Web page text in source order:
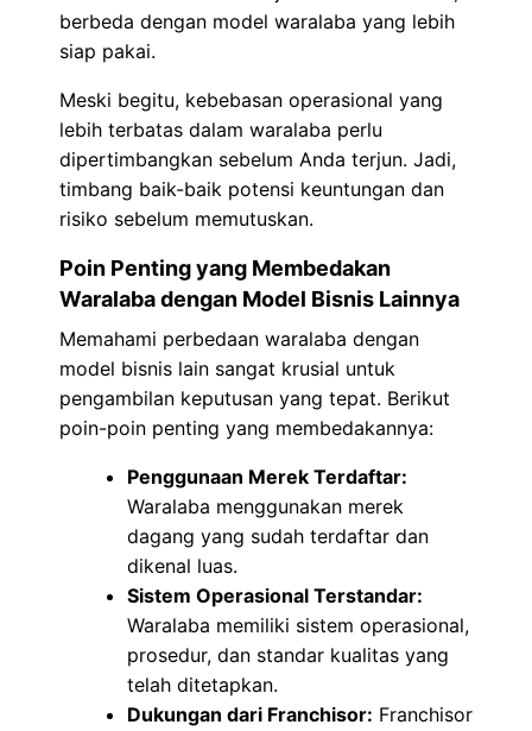
berbeda dengan model waralaba yang lebih
siap pakai.
Meski begitu, kebebasan operasional yang
lebih terbatas dalam waralaba perlu
dipertimbangkan sebelum Anda terjun. Jadi,
timbang baik-baik potensi keuntungan dan
risiko sebelum memutuskan.
Poin Penting yang Membedakan
Waralaba dengan Model Bisnis Lainnya
Memahami perbedaan waralaba dengan
model bisnis lain sangat krusial untuk
pengambilan keputusan yang tepat. Berikut
poin-poin penting yang membedakannya:
Penggunaan Merek Terdaftar:
Waralaba menggunakan merek
dagang yang sudah terdaftar dan
dikenal luas.
Sistem Operasional Terstandar:
Waralaba memiliki sistem operasional,
prosedur, dan standar kualitas yang
telah ditetapkan.
Dukungan dari Franchisor: Franchisor